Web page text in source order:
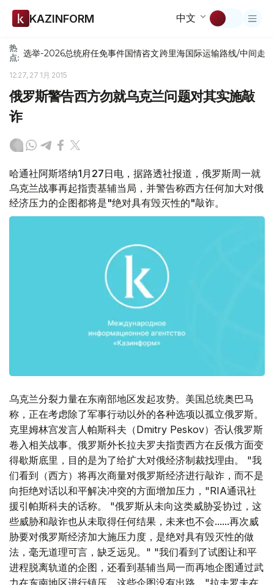
KAZINFORM 中文
热
点: 选举-2026总统府任免事件国情咨文跨里海国际运输路线/中间走廊
12:27, 27 1月 2015
俄罗斯警告西方勿就乌克兰问题对其实施敲
诈
哈通社阿斯塔纳1月27日电，据路透社报道，俄罗斯周一就
乌克兰战事再起指责基辅当局，并警告称西方任何加大对俄
经济压力的企图都将是"绝对具有毁灭性的"敲诈。
乌克兰分裂力量在东南部地区发起攻势。美国总统奥巴马
称，正在考虑除了军事行动以外的各种选项以孤立俄罗斯。
克里姆林宫发言人帕斯科夫（Dmitry Peskov）否认俄罗斯
卷入相关战事。俄罗斯外长拉夫罗夫指责西方在反俄方面变
得歇斯底里，目的是为了给扩大对俄经济制裁找理由。 "我
们看到（西方）将再次商量对俄罗斯经济进行敲诈，而不是
向拒绝对话以和平解决冲突的方面增加压力，"RIA通讯社
援引帕斯科夫的话称。 "俄罗斯从未向这类威胁妥协过，这
些威胁和敲诈也从未取得任何结果，未来也不会......再次威
胁要对俄罗斯经济加大施压力度，是绝对具有毁灭性的做
法，毫无道理可言，缺乏远见。" "我们看到了试图让和平
进程脱离轨道的企图，还看到基辅当局一而再地企图通过武